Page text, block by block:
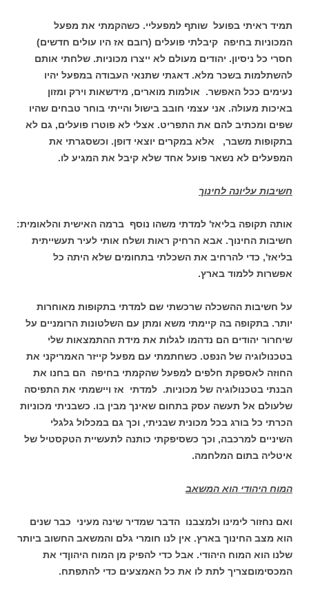
תמיד ראיתי בפועל שותף למפעליי. כשהקמתי את מפעל
המכוניות בחיפה קיבלתי פועלים (רובם אז היו עולים חדשים)
חסרי כל ניסיון. יהודים מעולם לא ייצרו מכוניות. שלחתי אותם
להשתלמות בשכר מלא. דאגתי שתנאי העבודה במפעל יהיו
נעימים ככל האפשר. אולמות מוארים, מידשאות וירק ומזון
באיכות מעולה. אני עצמי חובב בישול והייתי בוחר טבחים שהיו
שפים ומכתיב להם את התפריט. אצלי לא פוטרו פועלים, גם לא
בתקופות משבר, אלא במקרים יוצאי דופן. וכשסגרתי את
המפעלים לא נשאר פועל אחד שלא קיבל את המגיע לו.
חשיבות עליונה לחינוך
אותה תקופה בליאז' למדתי משהו נוסף ברמה האישית והלאומית:
חשיבות החינוך. אבא הרחיק ראות ושלח אותי לעיר תעשייתית
בליאז', כדי להרחיב את השכלתי בתחומים שלא היתה כל
אפשרות ללמוד בארץ.
על חשיבות ההשכלה שרכשתי שם למדתי בתקופות מאוחרות
יותר. בתקופה בה קיימתי משא ומתן עם השלטונות הרומניים על
שיחרור יהודים הם נדהמו לגלות את מידת ההתמצאות שלי
בטכנולוגיה של הנפט. כשחתמתי עם מפעל קייזר האמריקני את
החוזה לאספקת חלפים למפעל שהקמתי בחיפה הם בחנו את
הבנתי בטכנולוגיה של מכוניות. למדתי אז ויישמתי את התפיסה
שלעולם אל תעשה עסק בתחום שאינך מבין בו. כשבניתי מכוניות
הכרתי כל בורג בכל מכונית שבניתי, וכך גם במכלול גלגלי
השיניים למרכבה, וכך כשסיפקתי כותנה לתעשיית הטקסטיל של
איטליה בתום המלחמה.
המוח היהודי הוא המשאב
ואם נחזור לימינו ולמצבנו הדבר שמדיר שינה מעיני כבר שנים
הוא מצב החינוך בארץ. אין לנו חומרי גלם והמשאב החשוב ביותר
שלנו הוא המוח היהודי. אבל כדי להפיק מן המוח היהוןדי את
המכסימוםצריך לתת לו את כל האמצעים כדי להתפתח.